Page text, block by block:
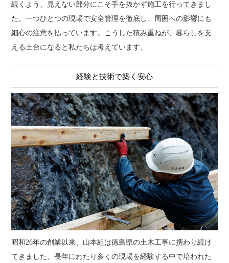
続くよう、見えない部分にこそ手を抜かず施工を行ってきまし
た。一つひとつの現場で安全管理を徹底し、周囲への影響にも
細心の注意を払っています。こうした積み重ねが、暮らしを支
える土台になると私たちは考えています。
経験と技術で築く安心
昭和26年の創業以来、山本組は徳島県の土木工事に携わり続け
てきました。長年にわたり多くの現場を経験する中で培われた